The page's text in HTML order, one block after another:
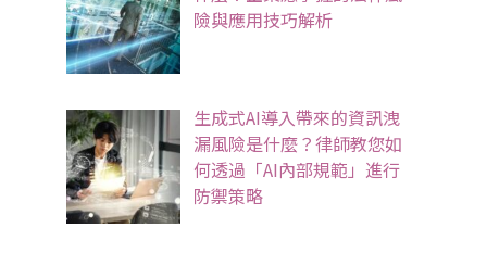
險與應用技巧解析
生成式AI導入帶來的資訊洩
漏風險是什麼？律師教您如
何透過「AI內部規範」進行
防禦策略